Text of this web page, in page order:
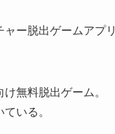
ー脱出ゲームアプリ
無料脱出ゲーム。
いる。